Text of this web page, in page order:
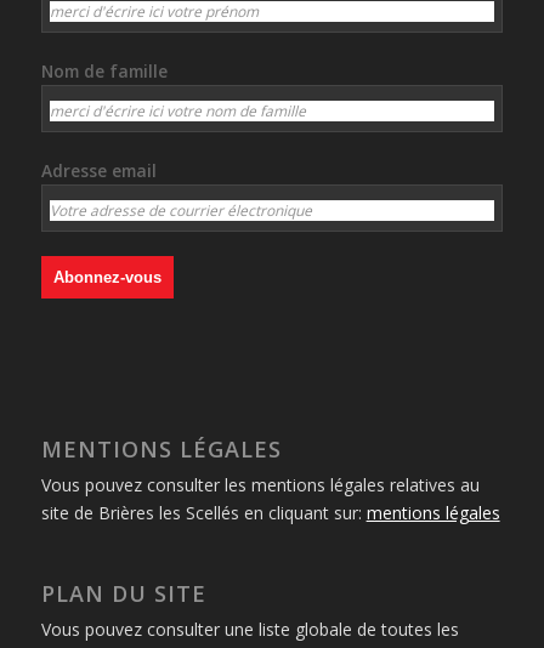
Nom de famille
Adresse email
MENTIONS LÉGALES
Vous pouvez consulter les mentions légales relatives au
site de Brières les Scellés en cliquant sur: mentions légales
PLAN DU SITE
Vous pouvez consulter une liste globale de toutes les